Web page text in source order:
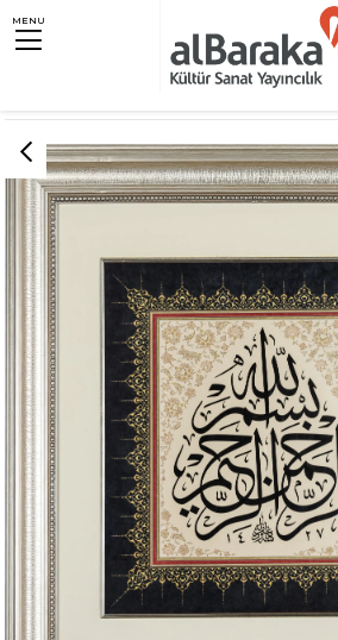
MENU